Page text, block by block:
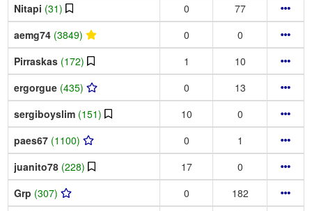
Nitapi (31) 0
77
aemg74 (3849) 0
0
Pirraskas (172) 1
10
ergorgue (435) 0
13
sergiboyslim (151) 10
0
paes67 (1100) 0
1
juanito78 (228) 17
0
Grp (307) 0
182